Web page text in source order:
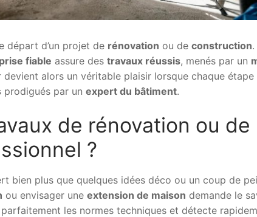
départ d’un projet de rénovation ou de construction
fiable assure des travaux réussis, menés par un
devient alors un véritable plaisir lorsque chaque
prodigués par un expert du bâtiment.
de rénovation ou de
?
bien plus que quelques idées déco ou un coup de
ou envisager une extension de maison demande le
les normes techniques et détecte